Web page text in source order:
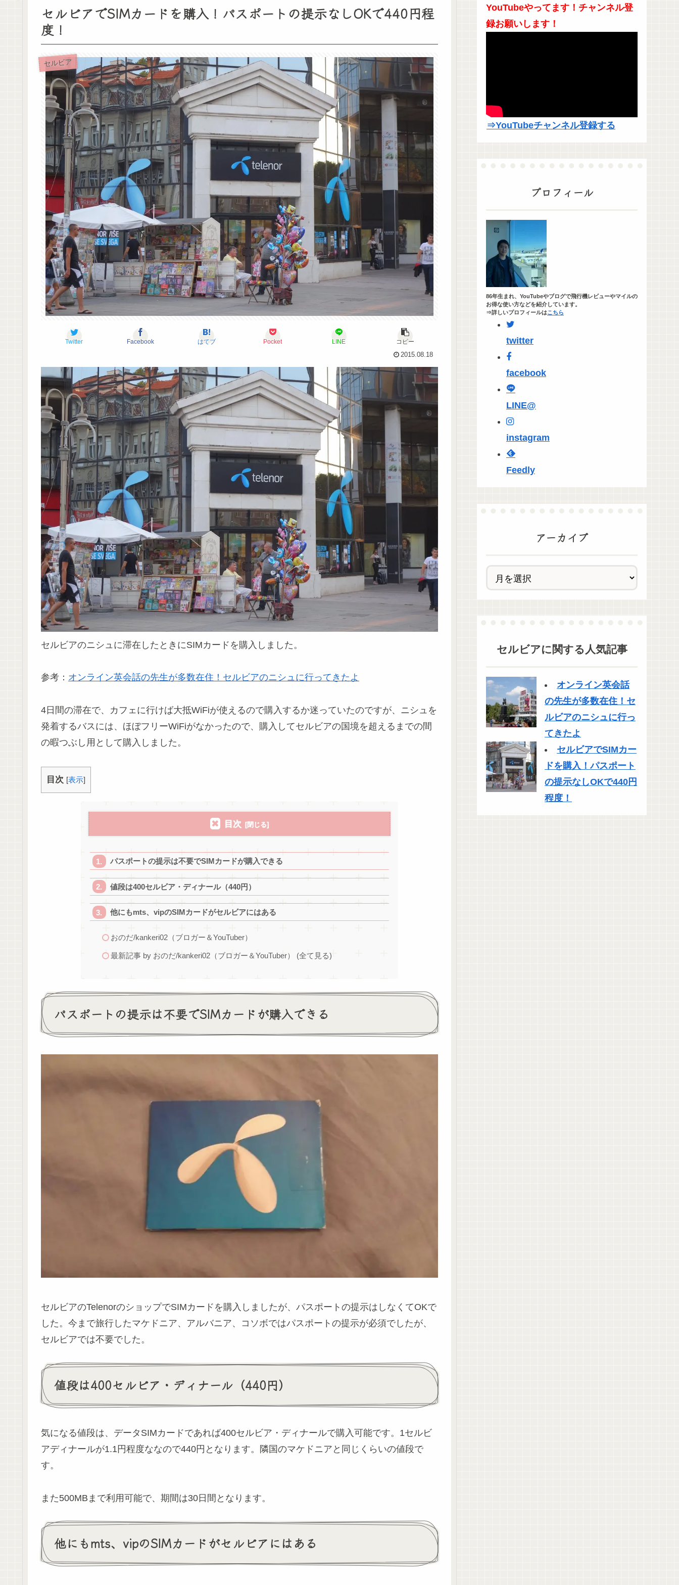
セルビアでSIMカードを購入！パスポートの提示なしOKで440円程
度！
セルビア
Twitter Facebook はてブ Pocket LINE
コピー
2015.08.18
セルビアのニシュに滞在したときにSIMカードを購入しました。
参考： オンライン英会話の先生が多数在住！セルビアのニシュに行ってきたよ
4日間の滞在で、カフェに行けば大抵WiFiが使えるので購入するか迷っていたのですが、ニシュを
発着するバスには、ほぼフリーWiFiがなかったので、購入してセルビアの国境を超えるまでの間
の暇つぶし用として購入しました。
目次 [表示]
目次
パスポートの提示は不要でSIMカードが購入できる
値段は400セルビア・ディナール（440円）
他にもmts、vipのSIMカードがセルビアにはある
おのだ/kankeri02（ブロガー＆YouTuber）
最新記事 by おのだ/kankeri02（ブロガー＆YouTuber） (全て見る)
パスポートの提示は不要でSIMカードが購入できる
セルビアのTelenorのショップでSIMカードを購入しましたが、パスポートの提示はしなくてOKで
した。今まで旅行したマケドニア、アルバニア、コソボではパスポートの提示が必須でしたが、
セルビアでは不要でした。
値段は400セルビア・ディナール（440円）
気になる値段は、データSIMカードであれば400セルビア・ディナールで購入可能です。1セルビ
アディナールが1.1円程度ななので440円となります。隣国のマケドニアと同じくらいの値段で
す。
また500MBまで利用可能で、期間は30日間となります。
他にもmts、vipのSIMカードがセルビアにはある
YouTubeやってます！チャンネル登
録お願いします！
⇒YouTubeチャンネル登録する
プロフィール
86年生まれ、YouTubeやブログで飛行機レビューやマイルの
お得な使い方などを紹介しています。
⇒詳しいプロフィールはこちら
twitter
facebook
LINE@
instagram
Feedly
アーカイブ
セルビアに関する人気記事
オンライン英会話
の先生が多数在住！セ
ルビアのニシュに行っ
てきたよ
セルビアでSIMカー
ドを購入！パスポート
の提示なしOKで440円
程度！